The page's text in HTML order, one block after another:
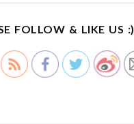
FOLLOW & LIKE US :)